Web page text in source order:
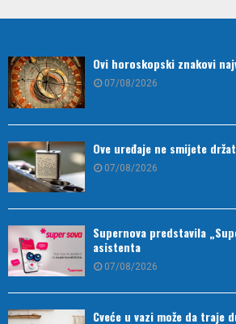
Ovi horoskopski znakovi
07/08/2026
Ove uređaje ne smijete
07/08/2026
Supernova predstavila
asistenta
07/08/2026
Cveće u vazi može da traje